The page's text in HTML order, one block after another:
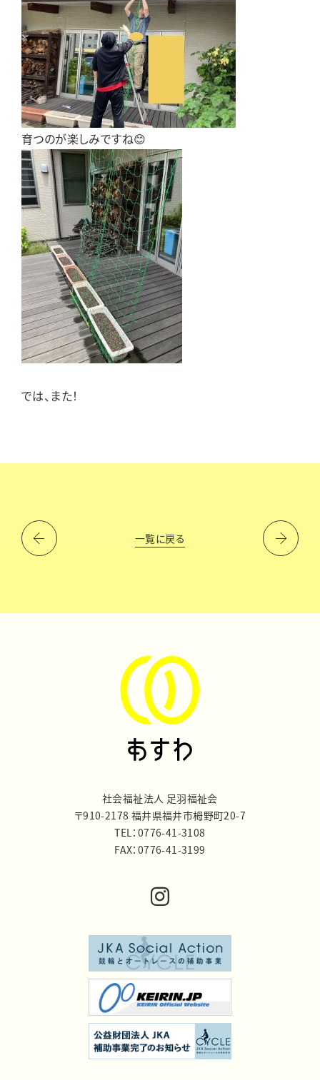
育つのが楽しみですね😊
では、また！
一覧に戻る
社会福祉法人 足羽福祉会
〒910-2178 福井県福井市栂野町20-7
TEL：0776-41-3108
FAX：0776-41-3199